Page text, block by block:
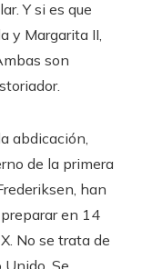
Y si es que
y Margarita II,
son
abdicación,
de la primera
han
en 14
No se trata de